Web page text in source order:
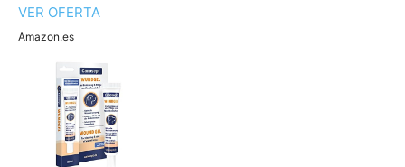
VER OFERTA
Amazon.es